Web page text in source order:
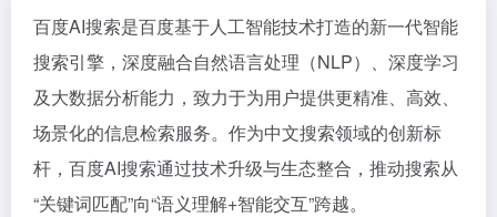
百度AI搜索是百度基于人工智能技术打造的新一代智能
搜索引擎，深度融合自然语言处理（NLP）、深度学习
及大数据分析能力，致力于为用户提供更精准、高效、
场景化的信息检索服务。作为中文搜索领域的创新标
杆，百度AI搜索通过技术升级与生态整合，推动搜索从
“关键词匹配”向“语义理解+智能交互”跨越。